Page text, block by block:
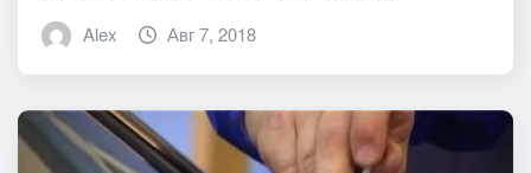
Alex Авг 7, 2018